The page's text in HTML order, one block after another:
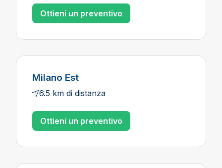
Ottieni un preventivo
Milano Est
6.5 km di distanza
Ottieni un preventivo